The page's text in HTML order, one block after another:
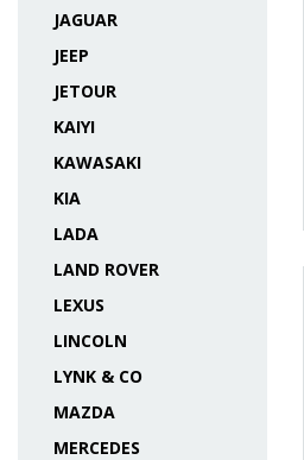
JAGUAR
JEEP
JETOUR
KAIYI
KAWASAKI
KIA
LADA
LAND ROVER
LEXUS
LINCOLN
LYNK & CO
MAZDA
MERCEDES